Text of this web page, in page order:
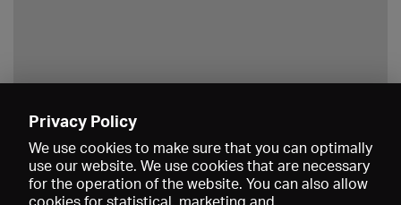
Privacy Policy
We use cookies to make sure that you can optimally
use our website. We use cookies that are necessary
for the operation of the website. You can also allow
cookies for statistical, marketing and